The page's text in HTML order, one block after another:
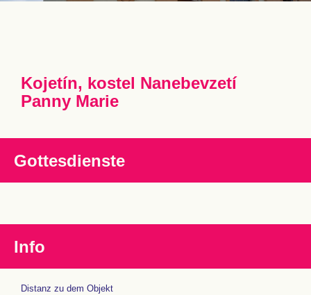
Kojetín, kostel Nanebevzetí
Panny Marie
Gottesdienste
Info
Distanz zu dem Objekt